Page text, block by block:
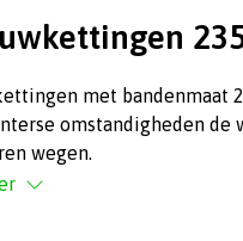
met bandenmaat
omstandigheden de
wegen.